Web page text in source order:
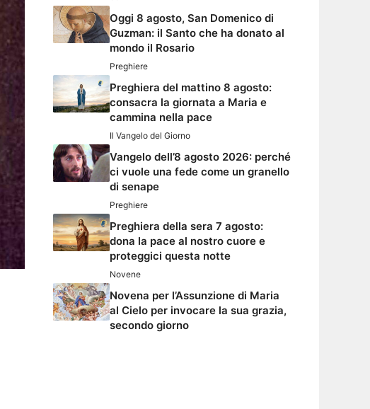
Oggi 8 agosto, San Domenico di
Guzman: il Santo che ha donato al
mondo il Rosario
Preghiere
Preghiera del mattino 8 agosto:
consacra la giornata a Maria e
cammina nella pace
Il Vangelo del Giorno
Vangelo dell’8 agosto 2026: perché
ci vuole una fede come un granello
di senape
Preghiere
Preghiera della sera 7 agosto:
dona la pace al nostro cuore e
proteggici questa notte
Novene
Novena per l’Assunzione di Maria
al Cielo per invocare la sua grazia,
secondo giorno